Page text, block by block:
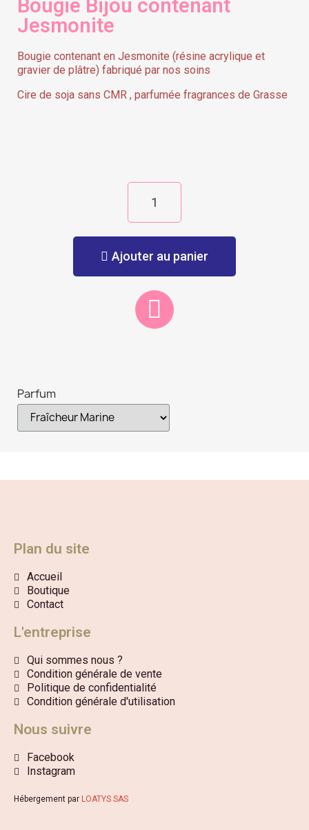
Bougie Bijou contenant
Jesmonite
Bougie contenant en Jesmonite (résine acrylique et
gravier de plâtre) fabriqué par nos soins
Cire de soja sans CMR , parfumée fragrances de Grasse
Ajouter au panier
Parfum
Plan du site
Accueil
Boutique
Contact
L'entreprise
Qui sommes nous ?
Condition générale de vente
Politique de confidentialité
Condition générale d'utilisation
Nous suivre
Facebook
Instagram
Hébergement par LOATYS SAS